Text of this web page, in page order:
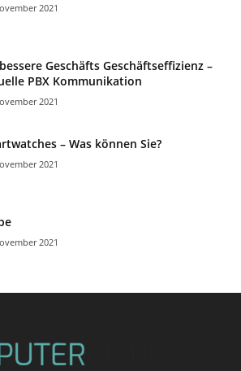
2021
Geschäfts Geschäftseffizienz –
PBX Kommunikation
2021
– Was können Sie?
2021
2021